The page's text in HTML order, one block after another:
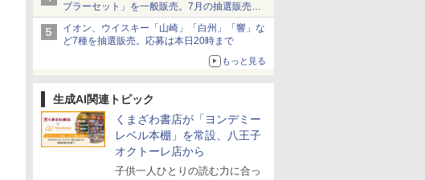
ブラーセット」を一般販売。7月の抽選販売の
当選無効分
イオン、ウイスキー「山崎」「白州」「響」な
ど7種を抽選販売。応募は本日20時まで
もっと見る
生成AI関連トピック
くまざわ書店が「ヨンデミー
レベル本棚」を常設、八王子
オクトーレ店から
子供一人ひとりの読む力に合っ